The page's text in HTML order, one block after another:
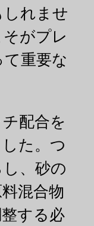
れませ
がプレ
重要な
配合を
た。つ
、砂の
混合物
する必